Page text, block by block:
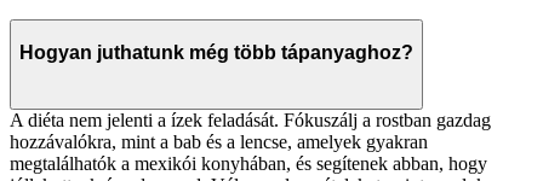
Hogyan juthatunk még több tápanyaghoz?
A diéta nem jelenti a ízek feladását. Fókuszálj a rostban gazdag
hozzávalókra, mint a bab és a lencse, amelyek gyakran
megtalálhatók a mexikói konyhában, és segítenek abban, hogy